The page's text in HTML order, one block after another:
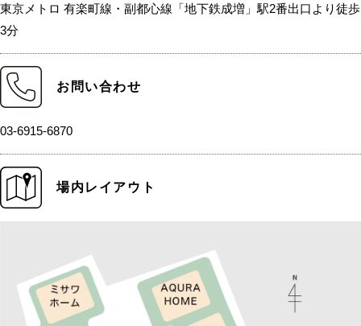
東京メトロ 有楽町線・副都心線「地下鉄成増」駅2番出口より徒歩
3分
お問い合わせ
03-6915-6870
場内レイアウト